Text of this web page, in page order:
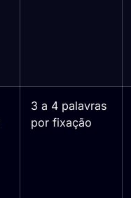
3 a 4 palavras
por fixação